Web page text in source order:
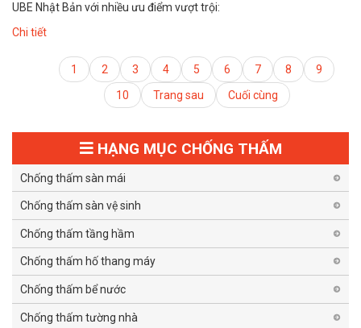
UBE Nhật Bản với nhiều ưu điểm vượt trội:
Chi tiết
1 2 3 4 5 6 7 8
9
10
Trang sau Cuối cùng
HẠNG MỤC CHỐNG THẤM
Chống thấm sàn mái
Chống thấm sàn vệ sinh
Chống thấm tầng hầm
Chống thấm hố thang máy
Chống thấm bể nước
Chống thấm tường nhà